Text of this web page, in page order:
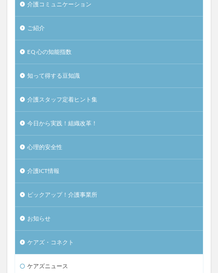
介護コミュニケーション
ご紹介
EQ 心の知能指数
知って得する豆知識
介護スタッフ定着ヒント集
今日から実践！組織改革！
心理的安全性
介護ICT情報
ピックアップ！介護事業所
お知らせ
ケアズ・コネクト
ケアズニュース